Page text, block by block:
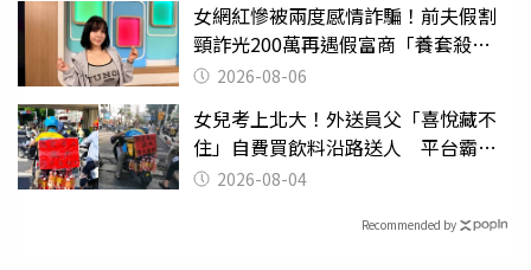
女網紅慘被兩度感情詐騙！前夫假割
頸詐光200萬再遇假富商「養套殺
2000萬」
2026-08-06
女兒考上北大！外送員父「喜悅藏不
住」自費買飲料沿路送人 平台霸氣
幫付學費
2026-08-04
Recommended by